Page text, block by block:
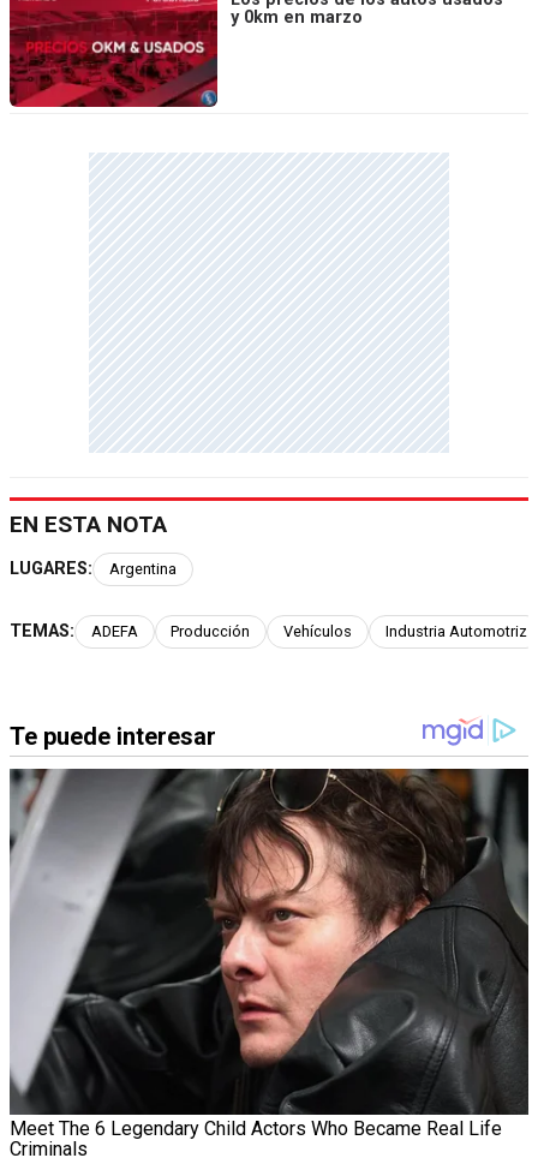
y 0km en marzo
EN ESTA NOTA
LUGARES: Argentina
TEMAS: ADEFA Producción Vehículos Industria Automotriz